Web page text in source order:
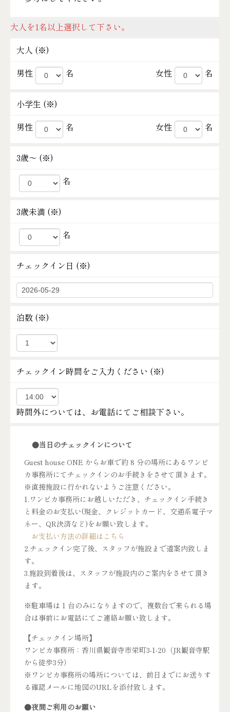
大人を1名以上選択して下さい。
大人 (※)
男性
名 女性 名
小学生 (※)
男性
名 女性 名
3歳～ (※)
名
3歳未満 (※)
名
チェックイン日 (※)
泊数 (※)
チェックイン時間をご入力ください (※)
時間外については、お電話にてご相談下さい。
●当日のチェックインについて
Guest house ONE からお車で約 8 分の場所にあるワンピ
カ事務所にてチェックインのお手続きをさせて頂きます。
※直接施設に行かれないようご注意ください。
1.ワンピカ事務所にお越しいただき、チェックイン手続き
と料金のお支払い(現金、クレジットカード、交通系電子マ
ネー、QR決済など)をお願い致します。
お支払い方法の詳細はこちら
2.チェックイン完了後、スタッフが施設まで道案内致しま
す。
3.施設到着後は、スタッフが施設内のご案内をさせて頂き
ます。
※駐車場は 1 台のみになりますので、複数台で来られる場
合は事前にお電話にてご連絡お願い致します。
【チェックイン場所】
ワンピカ事務所：香川県観音寺市栄町3-1-20（JR観音寺駅
から徒歩3分）
※ワンピカ事務所の場所については、前日までにお送りす
る確認メールに地図のURLを添付致します。
●夜間ご利用のお願い